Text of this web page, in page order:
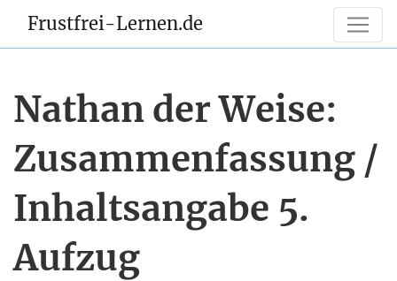
Frustfrei-Lernen.de
Nathan der Weise:
Zusammenfassung /
Inhaltsangabe 5.
Aufzug